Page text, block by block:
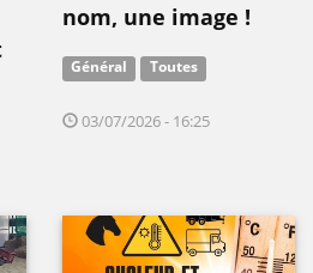
nom, une image !
Général Toutes
03/07/2026 - 16:25